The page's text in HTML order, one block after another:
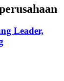
Leader,